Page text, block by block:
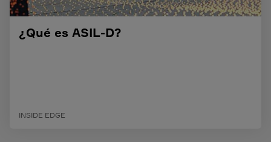
¿Qué es ASIL-D?
INSIDE EDGE